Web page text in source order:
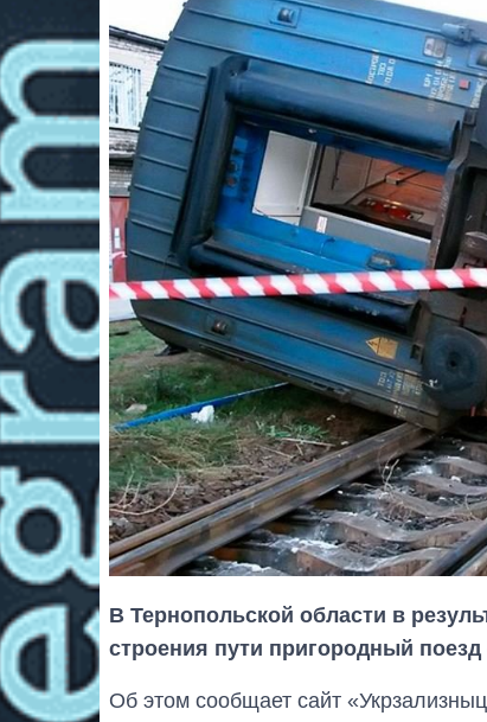
В Тернопольской области в
строения пути пригородный
Об этом сообщает сайт